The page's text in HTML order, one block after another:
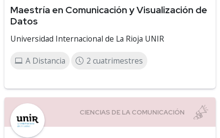
Maestría en Comunicación y Visualización de
Datos
Universidad Internacional de La Rioja UNIR
A Distancia 2 cuatrimestres